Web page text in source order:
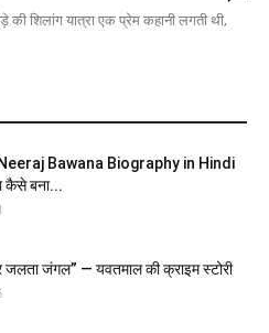
की शिलांग यात्रा एक प्रेम कहानी लगती थी,
Bawana Biography in Hindi
कैसे बना...
जलता जंगल” — यवतमाल की क्राइम स्टोरी